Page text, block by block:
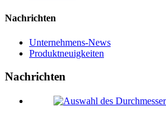
Nachrichten
Unternehmens-News
Produktneuigkeiten
Nachrichten